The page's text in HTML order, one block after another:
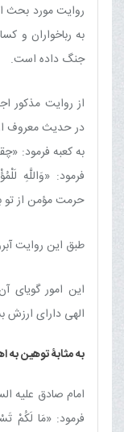
روایت مورد بحث
به رباخواران و
جنگ داده است.
از روایت مذكور
در حدیث معروف
به كعبه فرمود:
فرمود: «وَاللَّهِ
حرمت مؤمن از تو
طبق این روایت
این امور گویای
الهی دارای ارزش
به مثابۀ توهین به
امام صادق علیه
فرمود: «مَا لَكُمْ